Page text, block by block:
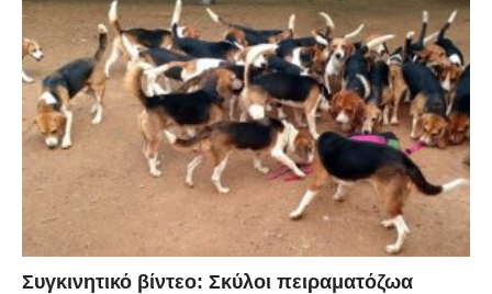
Συγκινητικό βίντεο: Σκύλοι πειραματόζωα